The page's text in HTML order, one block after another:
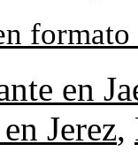
formato
en
Jerez,